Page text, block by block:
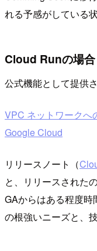
れる予感がしている状
Cloud Runの場合
公式機能として提供
VPC ネットワーク
Google Cloud
リリースノート（
と、リリースされた
GAからはある程度時
の根強いニーズと、